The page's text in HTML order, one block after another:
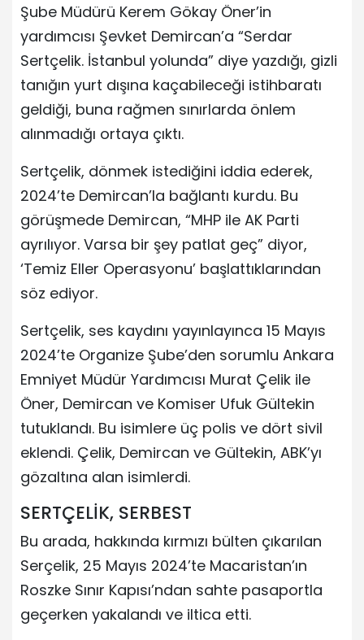
Şube Müdürü Kerem Gökay Öner’in
yardımcısı Şevket Demircan’a “Serdar
Sertçelik. İstanbul yolunda” diye yazdığı, gizli
tanığın yurt dışına kaçabileceği istihbaratı
geldiği, buna rağmen sınırlarda önlem
alınmadığı ortaya çıktı.
Sertçelik, dönmek istediğini iddia ederek,
2024’te Demircan’la bağlantı kurdu. Bu
görüşmede Demircan, “MHP ile AK Parti
ayrılıyor. Varsa bir şey patlat geç” diyor,
‘Temiz Eller Operasyonu’ başlattıklarından
söz ediyor.
Sertçelik, ses kaydını yayınlayınca 15 Mayıs
2024’te Organize Şube’den sorumlu Ankara
Emniyet Müdür Yardımcısı Murat Çelik ile
Öner, Demircan ve Komiser Ufuk Gültekin
tutuklandı. Bu isimlere üç polis ve dört sivil
eklendi. Çelik, Demircan ve Gültekin, ABK’yı
gözaltına alan isimlerdi.
SERTÇELİK, SERBEST
Bu arada, hakkında kırmızı bülten çıkarılan
Serçelik, 25 Mayıs 2024’te Macaristan’ın
Roszke Sınır Kapısı’ndan sahte pasaportla
geçerken yakalandı ve iltica etti.